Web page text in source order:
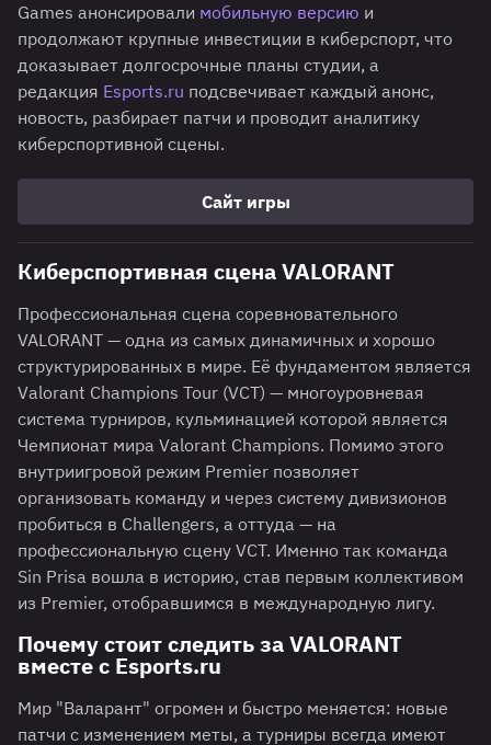
Games анонсировали мобильную версию и
продолжают крупные инвестиции в киберспорт, что
доказывает долгосрочные планы студии, а
редакция Esports.ru подсвечивает каждый анонс,
новость, разбирает патчи и проводит аналитику
киберспортивной сцены.
Сайт игры
Киберспортивная сцена VALORANT
Профессиональная сцена соревновательного
VALORANT — одна из самых динамичных и хорошо
структурированных в мире. Её фундаментом является
Valorant Champions Tour (VCT) — многоуровневая
система турниров, кульминацией которой является
Чемпионат мира Valorant Champions. Помимо этого
внутриигровой режим Premier позволяет
организовать команду и через систему дивизионов
пробиться в Challengers, а оттуда — на
профессиональную сцену VCT. Именно так команда
Sin Prisa вошла в историю, став первым коллективом
из Premier, отобравшимся в международную лигу.
Почему стоит следить за VALORANT
вместе с Esports.ru
Мир "Валарант" огромен и быстро меняется: новые
патчи с изменением меты, а турниры всегда имеют